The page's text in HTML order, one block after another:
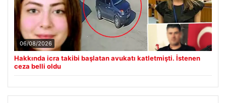
06/08/2026
Hakkında icra takibi başlatan avukatı katletmişti. İstenen
ceza belli oldu